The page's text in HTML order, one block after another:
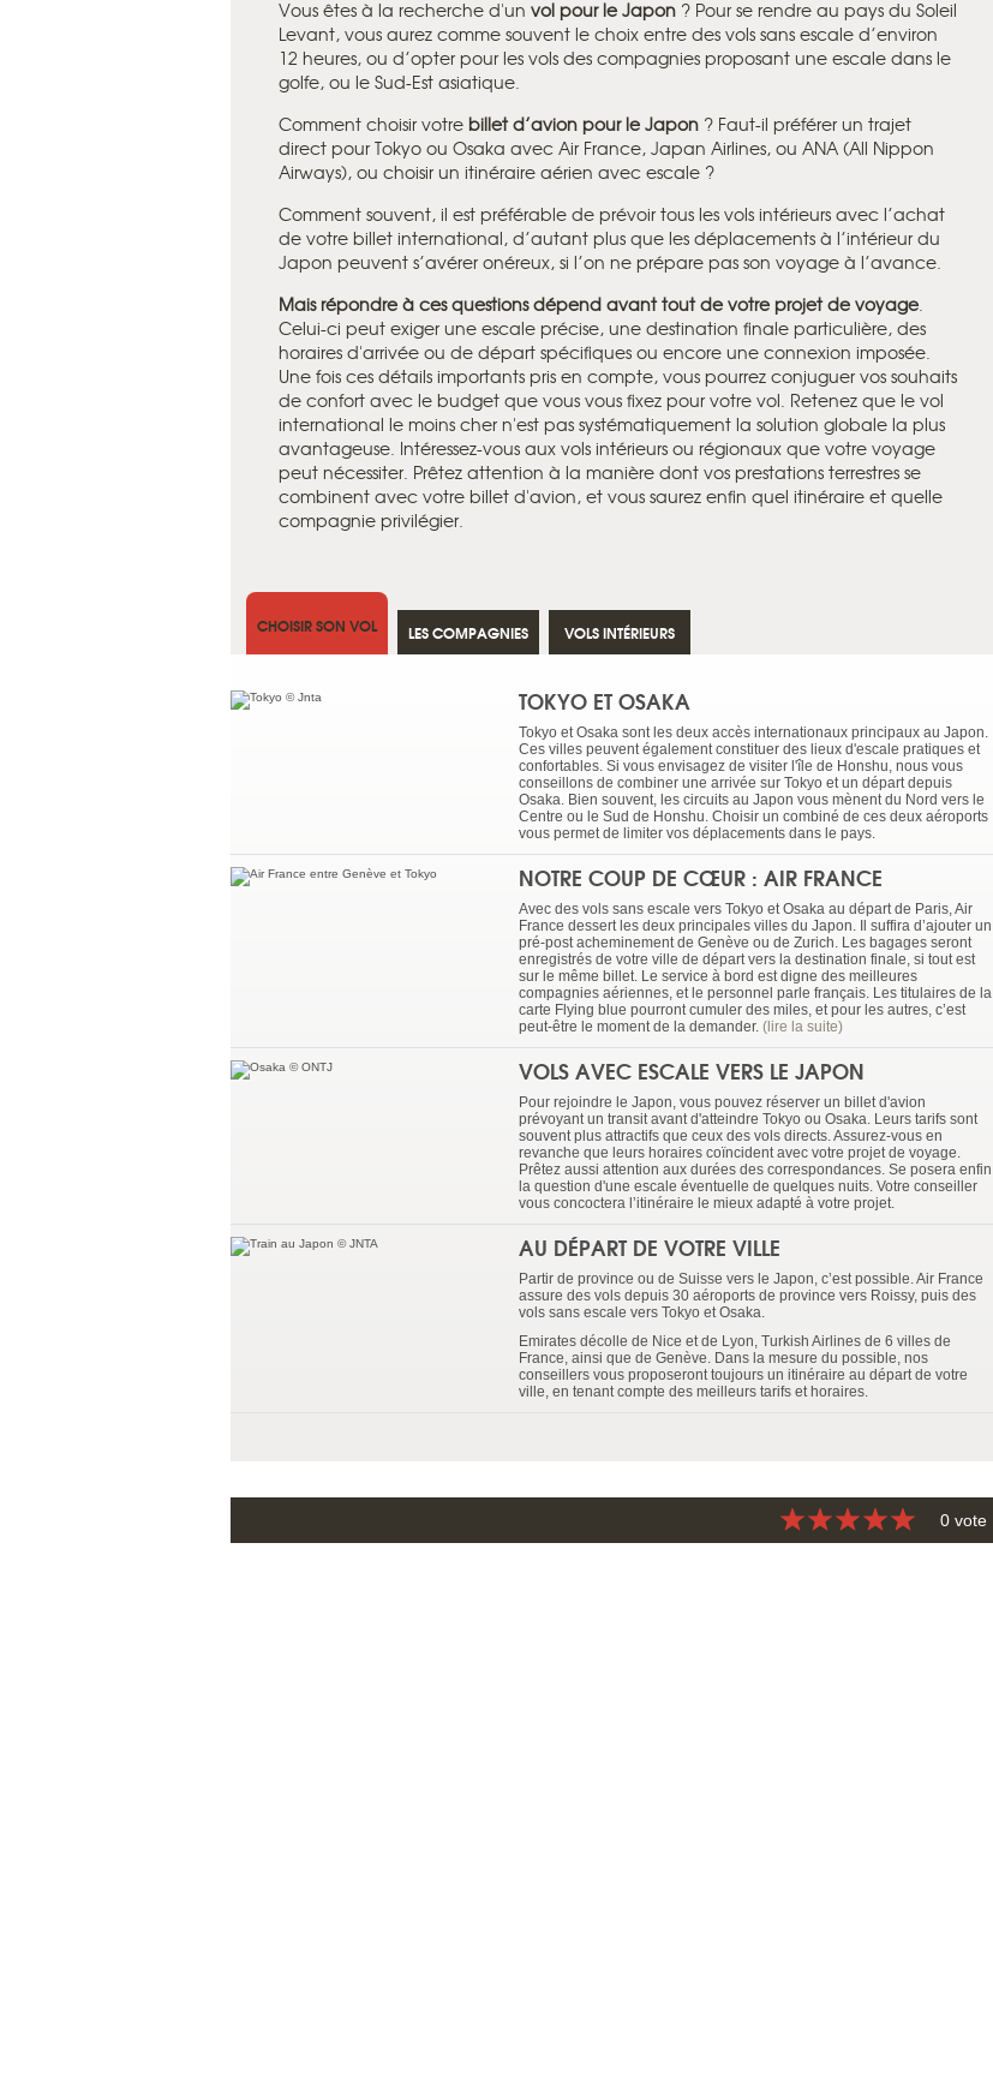
Vous êtes à la recherche d'un vol pour le Japon ? Pour se rendre au pays du Soleil
Levant, vous aurez comme souvent le choix entre des vols sans escale d’environ
12 heures, ou d’opter pour les vols des compagnies proposant une escale dans le
golfe, ou le Sud-Est asiatique.
Comment choisir votre billet d’avion pour le Japon ? Faut-il préférer un trajet
direct pour Tokyo ou Osaka avec Air France, Japan Airlines, ou ANA (All Nippon
Airways), ou choisir un itinéraire aérien avec escale ?
Comment souvent, il est préférable de prévoir tous les vols intérieurs avec l’achat
de votre billet international, d’autant plus que les déplacements à l’intérieur du
Japon peuvent s’avérer onéreux, si l’on ne prépare pas son voyage à l’avance.
Mais répondre à ces questions dépend avant tout de votre projet de voyage.
Celui-ci peut exiger une escale précise, une destination finale particulière, des
horaires d'arrivée ou de départ spécifiques ou encore une connexion imposée.
Une fois ces détails importants pris en compte, vous pourrez conjuguer vos souhaits
de confort avec le budget que vous vous fixez pour votre vol. Retenez que le vol
international le moins cher n'est pas systématiquement la solution globale la plus
avantageuse. Intéressez-vous aux vols intérieurs ou régionaux que votre voyage
peut nécessiter. Prêtez attention à la manière dont vos prestations terrestres se
combinent avec votre billet d'avion, et vous saurez enfin quel itinéraire et quelle
compagnie privilégier.
CHOISIR SON VOL
TOKYO ET OSAKA
Tokyo et Osaka sont les deux accès internationaux principaux au Japon.
Ces villes peuvent également constituer des lieux d'escale pratiques et
confortables. Si vous envisagez de visiter l'île de Honshu, nous vous
conseillons de combiner une arrivée sur Tokyo et un départ depuis
Osaka. Bien souvent, les circuits au Japon vous mènent du Nord vers le
Centre ou le Sud de Honshu. Choisir un combiné de ces deux aéroports
vous permet de limiter vos déplacements dans le pays.
NOTRE COUP DE CŒUR : AIR FRANCE
Avec des vols sans escale vers Tokyo et Osaka au départ de Paris, Air
France dessert les deux principales villes du Japon. Il suffira d’ajouter un
pré-post acheminement de Genève ou de Zurich. Les bagages seront
enregistrés de votre ville de départ vers la destination finale, si tout est
sur le même billet. Le service à bord est digne des meilleures
compagnies aériennes, et le personnel parle français. Les titulaires de la
carte Flying blue pourront cumuler des miles, et pour les autres, c’est
peut-être le moment de la demander. (lire la suite)
VOLS AVEC ESCALE VERS LE JAPON
Pour rejoindre le Japon, vous pouvez réserver un billet d'avion
prévoyant un transit avant d'atteindre Tokyo ou Osaka. Leurs tarifs sont
souvent plus attractifs que ceux des vols directs. Assurez-vous en
revanche que leurs horaires coïncident avec votre projet de voyage.
Prêtez aussi attention aux durées des correspondances. Se posera enfin
la question d'une escale éventuelle de quelques nuits. Votre conseiller
vous concoctera l’itinéraire le mieux adapté à votre projet.
AU DÉPART DE VOTRE VILLE
Partir de province ou de Suisse vers le Japon, c’est possible. Air France
assure des vols depuis 30 aéroports de province vers Roissy, puis des
vols sans escale vers Tokyo et Osaka.
Emirates décolle de Nice et de Lyon, Turkish Airlines de 6 villes de
France, ainsi que de Genève. Dans la mesure du possible, nos
conseillers vous proposeront toujours un itinéraire au départ de votre
ville, en tenant compte des meilleurs tarifs et horaires.
LES COMPAGNIES VOLS INTÉRIEURS
0 vote